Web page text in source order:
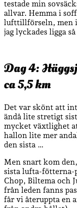
testade min
allvar. Hemma i
lufttillförseln, men
jag lyckades ligga
Dag 4:
ca 5,5 km
Det var skönt att
ändå lite stretigt
mycket växtlighet
hallon lite mer
den sista …
Men snart kom
sista lufta-fötterna-
Chop, Biltema och
från leden fanns
får vi återuppta en